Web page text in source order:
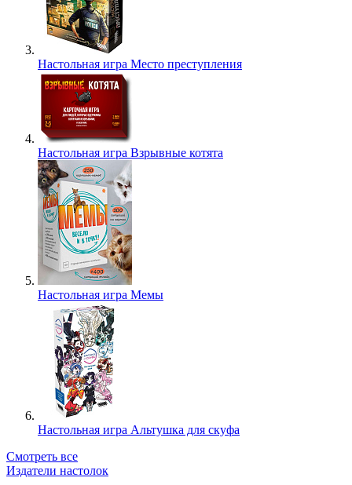
Настольная игра Место преступления
Настольная игра Взрывные котята
Настольная игра Мемы
Настольная игра Альтушка для скуфа
Смотреть все
Издатели настолок